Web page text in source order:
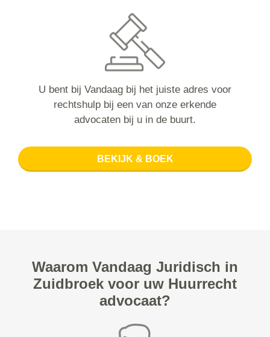
U bent bij Vandaag bij het juiste adres voor
rechtshulp bij een van onze erkende
advocaten bij u in de buurt.
BEKIJK & BOEK
Waarom Vandaag Juridisch in
Zuidbroek voor uw Huurrecht
advocaat?